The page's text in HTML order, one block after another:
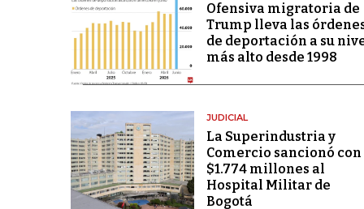
Ofensiva migratoria de
Trump lleva las
de deportación a su
más alto desde 1998
JUDICIAL
La Superindustria y
Comercio sancionó con
$1.774 millones al
Hospital Militar de
Bogotá